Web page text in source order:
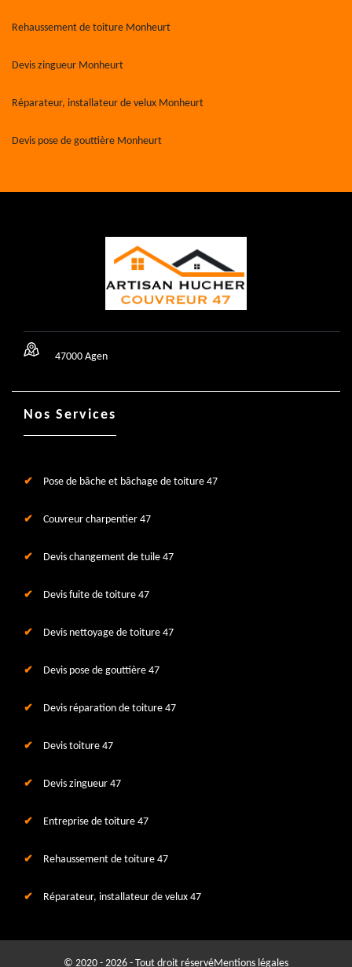
Rehaussement de toiture Monheurt
Devis zingueur Monheurt
Réparateur, installateur de velux Monheurt
Devis pose de gouttière Monheurt
47000 Agen
Nos Services
Pose de bâche et bâchage de toiture 47
Couvreur charpentier 47
Devis changement de tuile 47
Devis fuite de toiture 47
Devis nettoyage de toiture 47
Devis pose de gouttière 47
Devis réparation de toiture 47
Devis toiture 47
Devis zingueur 47
Entreprise de toiture 47
Rehaussement de toiture 47
Réparateur, installateur de velux 47
© 2020 - 2026 - Tout droit réservéMentions légales